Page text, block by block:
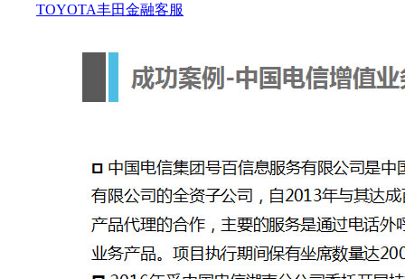
TOYOTA丰田金融客服